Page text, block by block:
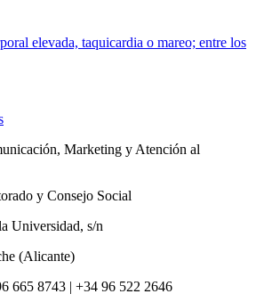
elevada, taquicardia o mareo; entre los
Marketing y Atención al
y Consejo Social
Universidad, s/n
(Alicante)
665 8743 | +34 96 522 2646